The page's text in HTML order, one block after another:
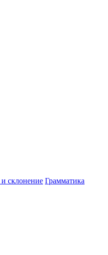
и склонение Грамматика